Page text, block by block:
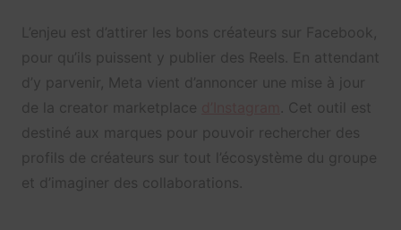
L’enjeu est d’attirer les bons créateurs sur Facebook,
pour qu’ils puissent y publier des Reels. En attendant
d’y parvenir, Meta vient d’annoncer une mise à jour
de la creator marketplace
. Cet outil est
destiné aux marques pour pouvoir rechercher des
profils de créateurs sur tout l’écosystème du groupe
et d’imaginer des collaborations.